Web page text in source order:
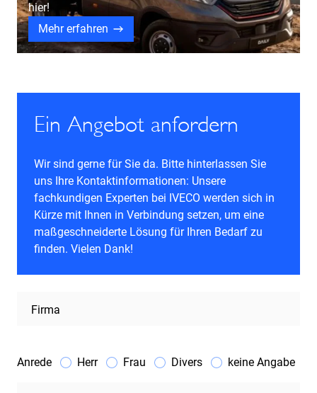
hier!
Mehr erfahren
Ein Angebot anfordern
Wir sind gerne für Sie da. Bitte hinterlassen Sie
uns Ihre Kontaktinformationen: Unsere
fachkundigen Experten bei IVECO werden sich in
Kürze mit Ihnen in Verbindung setzen, um eine
maßgeschneiderte Lösung für Ihren Bedarf zu
finden. Vielen Dank!
Firma
Anrede Herr Frau Divers keine Angabe